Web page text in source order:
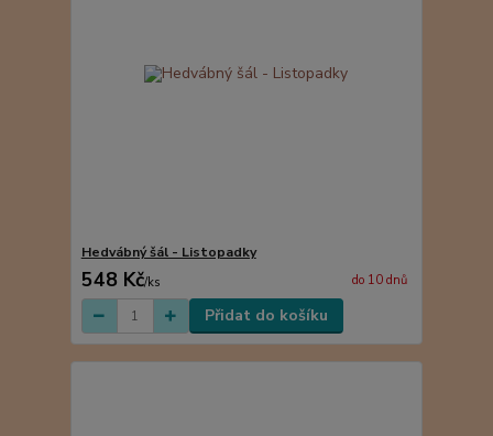
Hedvábný šál - Listopadky
548 Kč/ks do 10 dnů
Přidat do košíku